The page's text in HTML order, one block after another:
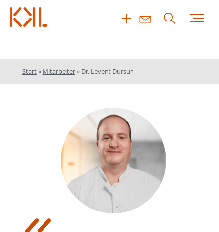
Start» Mitarbeiter» Dr. Levent Dursun